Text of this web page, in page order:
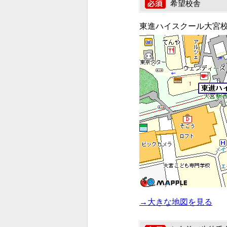
希望校舎
東進ハイスクール大宮
→大きな地図を見る